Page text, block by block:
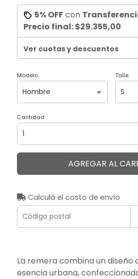
5% OFFcon
Precio final:$29.355,00
Ver cuotas y descuentos
Modelo Talle
Cantidad
AGREGAR AL
Calculá el costo de envío
La remera combina un diseño
esencia urbana,